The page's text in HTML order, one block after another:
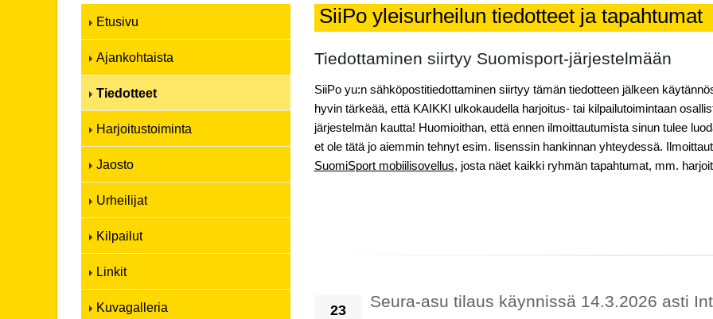
Etusivu
Ajankohtaista
Tiedotteet
Harjoitustoiminta
Jaosto
Urheilijat
Kilpailut
Linkit
Kuvagalleria
SiiPo yleisurheilun tiedotteet ja tapahtumat
Tiedottaminen siirtyy Suomisport-järjestelmään
SiiPo yu:n sähköpostitiedottaminen siirtyy tämän tiedotteen jälkeen
hyvin tärkeää, että KAIKKI ulkokaudella harjoitus- tai kilpailutoimintaan
järjestelmän kautta! Huomioithan, että ennen ilmoittautumista sinun tulee
et ole tätä jo aiemmin tehnyt esim. lisenssin hankinnan yhteydessä.
SuomiSport mobiilisovellus, josta näet kaikki ryhmän tapahtumat, mm.
23 Seura-asu tilaus käynnissä 14.3.2026 asti